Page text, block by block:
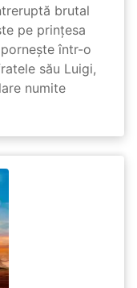
brutal
pe prinţesa
într-o
său Luigi,
numite